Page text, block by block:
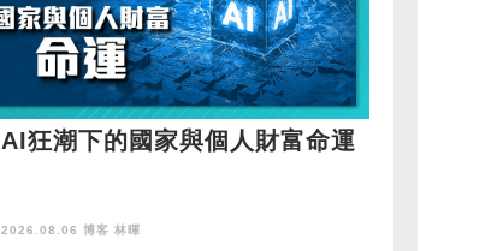
AI狂潮下的國家與個人財富命運
2026.08.06 博客 林暉